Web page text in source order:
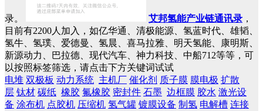
录。 艾邦氢能产业链通讯录 ，
目前有2200人加入，如亿华通、清极能源、氢蓝时代、雄韬、
氢牛、氢璞、爱德曼、氢晨、喜马拉雅、明天氢能、康明斯、
新源动力、巴拉德、现代汽车、神力科技、中船712等等，可
以按照标签筛选，请点击下方关键词试试
电堆 双极板 动力系统 主机厂 催化剂 质子膜 膜电极 扩散
层 钛材 碳纸 橡胶 氟橡胶 密封件 石墨 边框膜 胶水 激光设
备 涂布机 点胶机 压缩机 氢气罐 镀膜设备 制氢 电解槽 连接